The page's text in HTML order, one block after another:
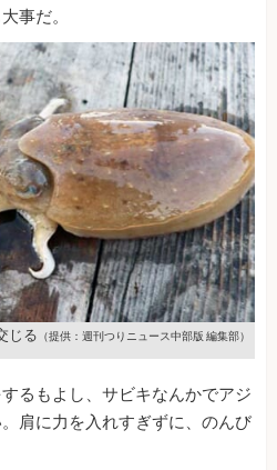
事だ。
じる （提供：週刊つりニュース中部版 編集部）
るもよし、サビキなんかでアジ
肩に力を入れすぎずに、のんび